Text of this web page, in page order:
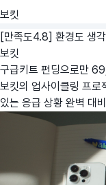
보킷
[만족도4.8] 환경도 생
보킷
구급키트 펀딩으로만
보킷의 업사이클링 프로
있는 응급 상황 완벽 대